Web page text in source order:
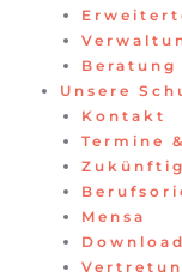
Beratung
Unsere
Kontakt
Termine
Mensa